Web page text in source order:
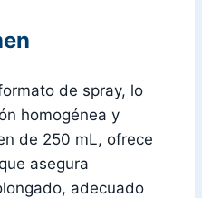
de spray, lo
homogénea y
de 250 mL, ofrece
asegura
adecuado